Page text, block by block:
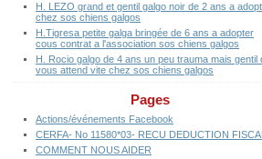
H. LEZO grand et gentil galgo noir de 2 ans a
chez sos chiens galgos
H.Tigresa petite galga bringée de 6 ans a adopter
cous contrat a l'association sos chiens galgos
H. Rocio galgo de 4 ans un peu trauma mais gentil
vous attend vite chez sos chiens galgos
Pages
Actions/événements Facebook
CERFA- No 11580*03- RECU DEDUCTION FISCAL
COMMENT NOUS AIDER